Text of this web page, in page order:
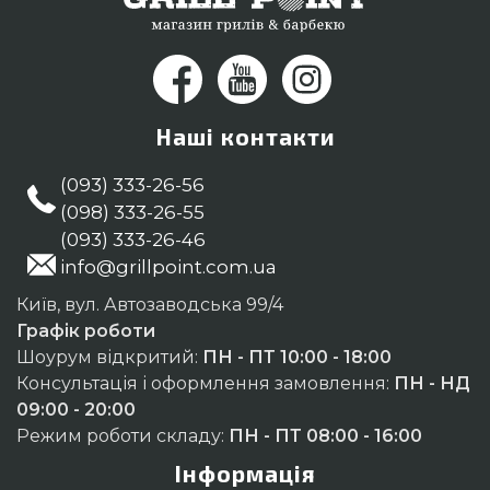
Наші контакти
(093) 333-26-56
(098) 333-26-55
(093) 333-26-46
info@grillpoint.com.ua
Київ, вул. Автозаводська 99/4
Графік роботи
Шоурум відкритий: ПН - ПТ 10:00 - 18:00
Консультація і оформлення замовлення: ПН - НД
09:00 - 20:00
Режим роботи складу: ПН - ПТ 08:00 - 16:00
Інформація